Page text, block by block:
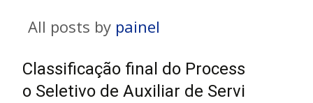
All posts by painel
Classificação final do Process
o Seletivo de Auxiliar de Servi